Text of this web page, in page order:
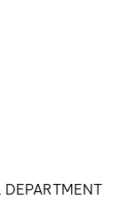
DEPARTMENT